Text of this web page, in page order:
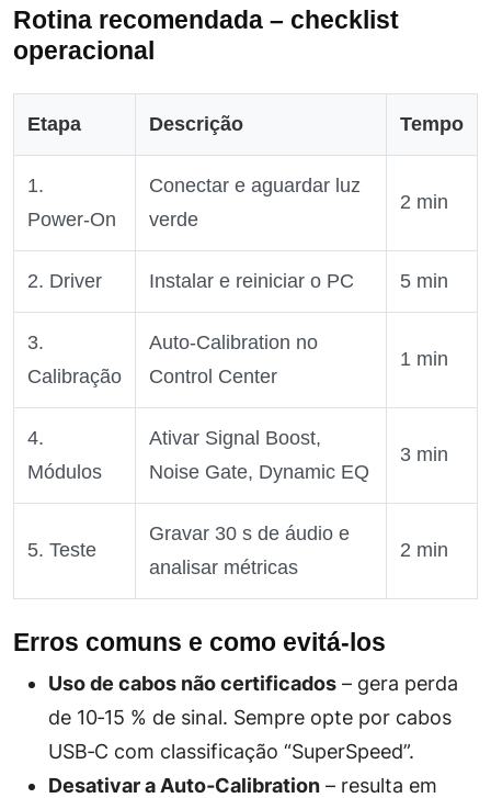
Rotina recomendada – checklist
operacional
Etapa Descrição Tempo
1.
Power‑On
Conectar e aguardar luz
verde
2 min
2. Driver Instalar e reiniciar o PC 5 min
3.
Calibração
Auto‑Calibration no
Control Center
1 min
4.
Módulos
Ativar Signal Boost,
Noise Gate, Dynamic EQ
3 min
5. Teste
Gravar 30 s de áudio e
analisar métricas
2 min
Erros comuns e como evitá‑los
Uso de cabos não certificados – gera perda
de 10‑15 % de sinal. Sempre opte por cabos
USB‑C com classificação “SuperSpeed”.
Desativar a Auto‑Calibration – resulta em